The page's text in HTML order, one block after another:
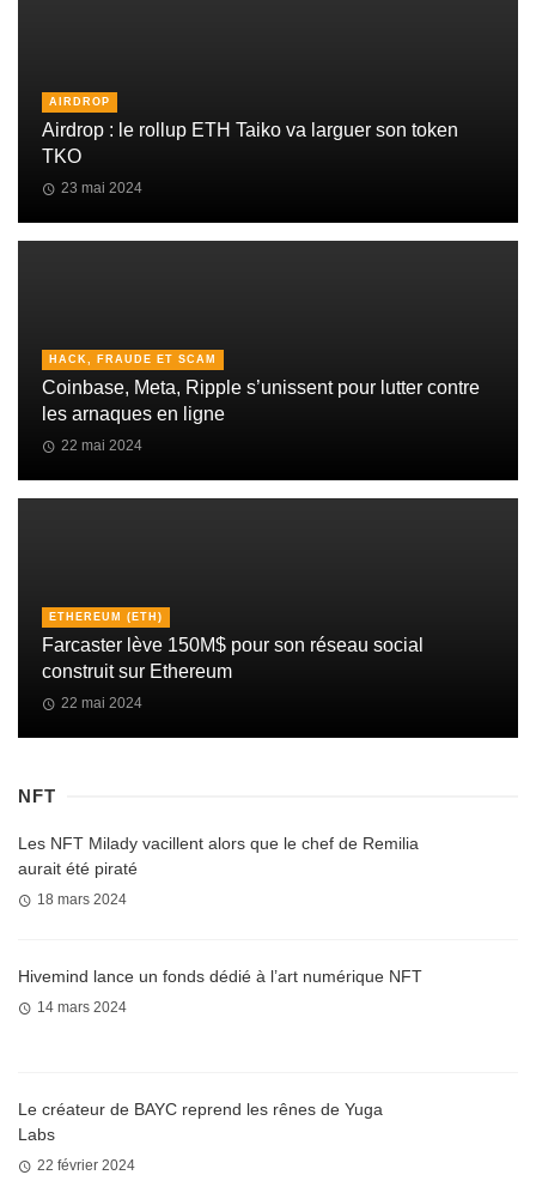
AIRDROP
Airdrop : le rollup ETH Taiko va larguer son token
TKO
23 mai 2024
HACK, FRAUDE ET SCAM
Coinbase, Meta, Ripple s’unissent pour lutter contre
les arnaques en ligne
22 mai 2024
ETHEREUM (ETH)
Farcaster lève 150M$ pour son réseau social
construit sur Ethereum
22 mai 2024
NFT
Les NFT Milady vacillent alors que le chef de Remilia
aurait été piraté
18 mars 2024
Hivemind lance un fonds dédié à l’art numérique NFT
14 mars 2024
Le créateur de BAYC reprend les rênes de Yuga
Labs
22 février 2024